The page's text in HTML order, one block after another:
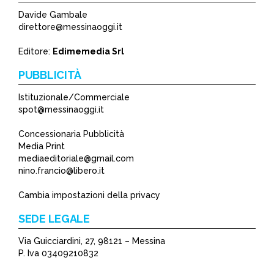
Davide Gambale
direttore@messinaoggi.it
Editore: Edimemedia Srl
PUBBLICITÀ
Istituzionale/Commerciale
spot@messinaoggi.it
Concessionaria Pubblicità
Media Print
mediaeditoriale@gmail.com
nino.francio@libero.it
Cambia impostazioni della privacy
SEDE LEGALE
Via Guicciardini, 27, 98121 – Messina
P. Iva 03409210832